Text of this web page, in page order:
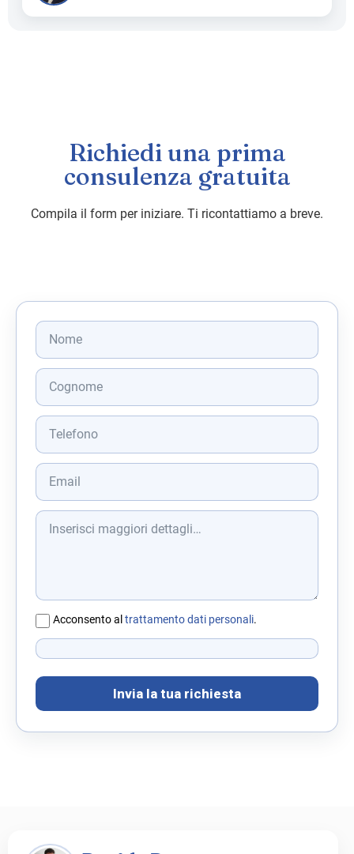
Richiedi una prima
consulenza gratuita
Compila il form per iniziare. Ti ricontattiamo a breve.
Acconsento al trattamento dati personali.
Invia la tua richiesta